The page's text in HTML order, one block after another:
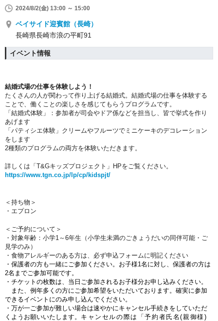
2024/8/2(金) 13:00 ～ 15:00
ベイサイド迎賓館（長崎）
長崎県長崎市浪の平町91
イベント情報
結婚式場の仕事を体験しよう！
たくさんの人が関わって作り上げる結婚式。結婚式場の仕事を体験する
ことで、働くことの楽しさを感じてもらうプログラムです。
「結婚式体験」：参加者が司会やドア係などを担当し、皆で挙式を作り
あげます
「パティシエ体験」クリームやフルーツでミニケーキのデコレーション
をします
2種類のプログラムの両方を体験いただきます。
詳しくは「T&Gキッズプロジェクト」HPをご覧ください。
https://www.tgn.co.jp/lp/cp/kidspjt/
＜持ち物＞
・エプロン
＜ご予約について＞
・対象年齢：小学1～6年生（小学生未満のごきょうだいの同伴可能・ご
見学のみ）
・食物アレルギーのある方は、必ず申込フォームに明記ください
・保護者の方も一緒にご参加ください。お子様1名に対し、保護者の方は
2名までご参加可能です。
・チケットの枚数は、当日ご参加されるお子様分お申し込みください。
また、例年多くの方にご参加希望をいただいております。確実に参加
できるイベントにのみ申し込んでください。
・万が一ご参加が難しい場合は速やかにキャンセル手続きをしていただ
くようお願いいたします。 キャンセルの際は「予約者氏名(親御様)